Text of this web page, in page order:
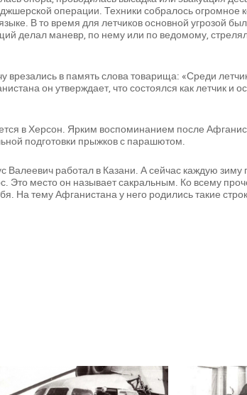
операции. Техники собралось огромное
В то время для летчиков основной угрозой
делал маневр, по нему или по ведомому,
врезались в память слова товарища: «Среди
он утверждает, что состоялся как летчик и
в Херсон. Ярким воспоминанием после
подготовки прыжков с парашютом.
Валеевич работал в Казани. А сейчас каждую зиму
Это место он называет сакральным. Ко всему
На тему Афганистана у него родились такие